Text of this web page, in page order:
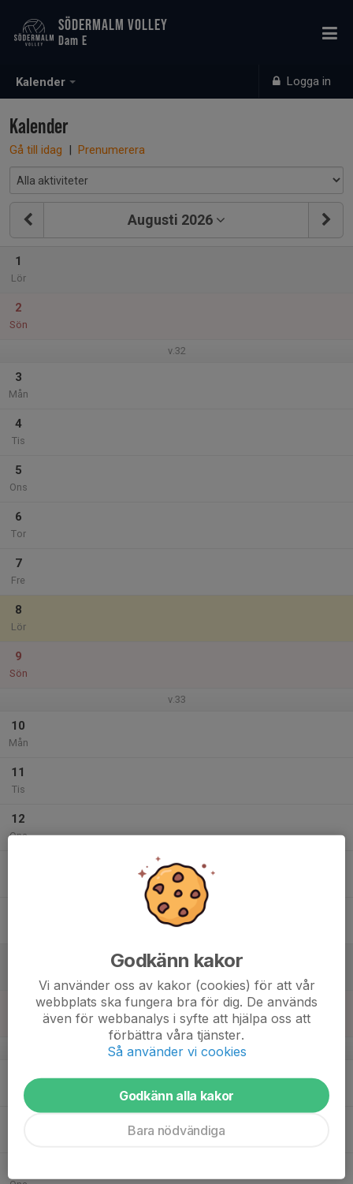
Kalender Logga in
SÖDERMALM VOLLEY
Dam E
Kalender
Gå till idag | Prenumerera
Augusti 2026
1
Lör
2
Sön
v.32
3
Mån
4
Tis
5
Ons
6
Tor
7
Fre
8
Lör
9
Sön
v.33
10
Mån
11
Tis
12
Ons
v.34
Mån
Godkänn kakor
Vi använder oss av kakor (cookies) för att vår
webbplats ska fungera bra för dig. De används
även för webbanalys i syfte att hjälpa oss att
förbättra våra tjänster.
Så använder vi cookies
Godkänn alla kakor
Bara nödvändiga